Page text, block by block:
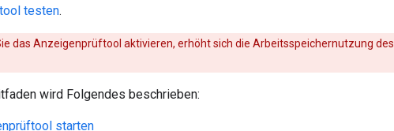
testen.
das Anzeigenprüftool aktivieren, erhöht sich die Arbeitsspeichernutzung des
wird Folgendes beschrieben:
starten